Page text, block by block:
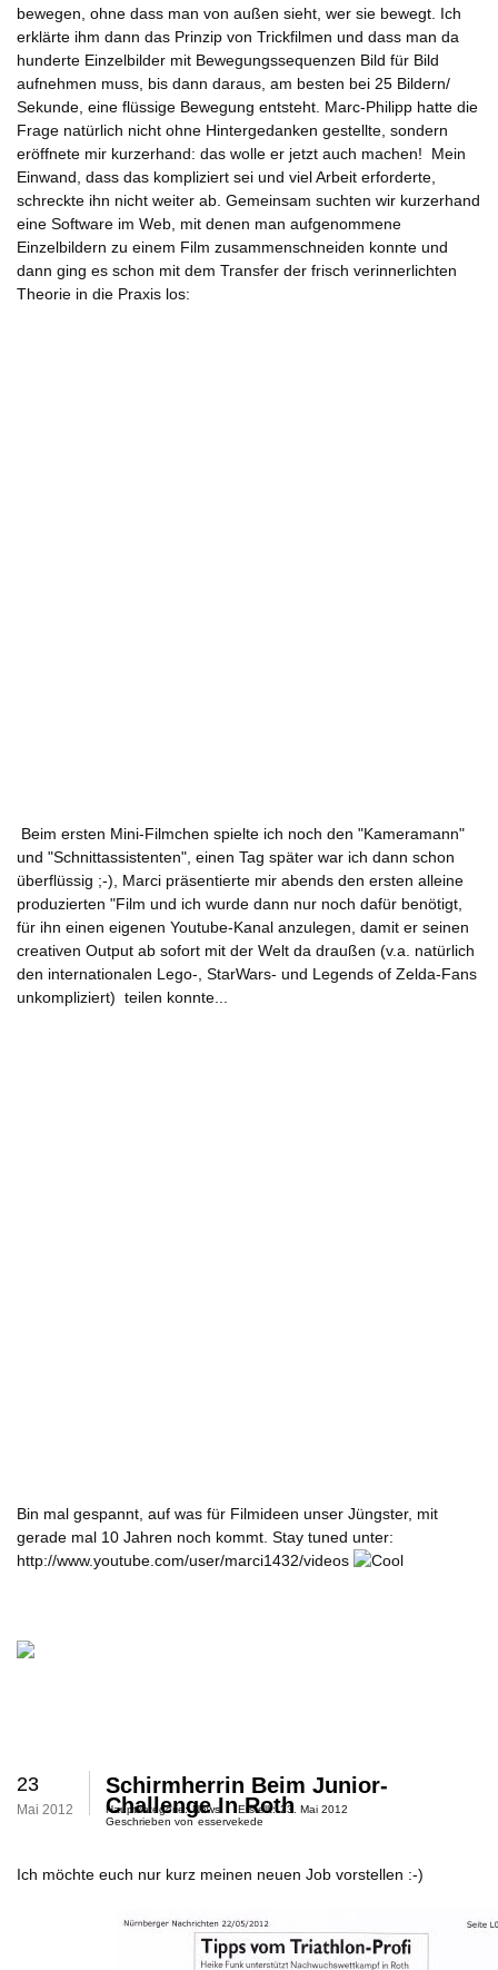
bewegen, ohne dass man von außen sieht, wer sie bewegt. Ich
erklärte ihm dann das Prinzip von Trickfilmen und dass man da
hunderte Einzelbilder mit Bewegungssequenzen Bild für Bild
aufnehmen muss, bis dann daraus, am besten bei 25 Bildern/
Sekunde, eine flüssige Bewegung entsteht. Marc-Philipp hatte die
Frage natürlich nicht ohne Hintergedanken gestellte, sondern
eröffnete mir kurzerhand: das wolle er jetzt auch machen! Mein
Einwand, dass das kompliziert sei und viel Arbeit erforderte,
schreckte ihn nicht weiter ab. Gemeinsam suchten wir kurzerhand
eine Software im Web, mit denen man aufgenommene
Einzelbildern zu einem Film zusammenschneiden konnte und
dann ging es schon mit dem Transfer der frisch verinnerlichten
Theorie in die Praxis los:
Beim ersten Mini-Filmchen spielte ich noch den "Kameramann"
und "Schnittassistenten", einen Tag später war ich dann schon
überflüssig ;-), Marci präsentierte mir abends den ersten alleine
produzierten "Film und ich wurde dann nur noch dafür benötigt,
für ihn einen eigenen Youtube-Kanal anzulegen, damit er seinen
creativen Output ab sofort mit der Welt da draußen (v.a. natürlich
den internationalen Lego-, StarWars- und Legends of Zelda-Fans
unkompliziert) teilen konnte...
Bin mal gespannt, auf was für Filmideen unser Jüngster, mit
gerade mal 10 Jahren noch kommt. Stay tuned unter:
http://www.youtube.com/user/marci1432/videos
23
Mai 2012
Schirmherrin Beim Junior-
Challenge In Roth
Hauptkategorie: News Erstellt: 23. Mai 2012
Geschrieben von esservekede
Ich möchte euch nur kurz meinen neuen Job vorstellen :-)